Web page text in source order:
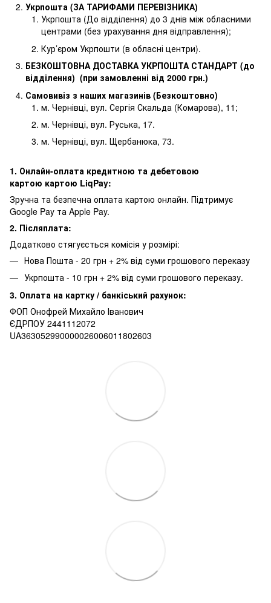
Укрпошта (ЗА ТАРИФАМИ ПЕРЕВІЗНИКА)
Укрпошта (До відділення) до 3 днів між обласними
центрами (без урахування дня відправлення);
Кур’єром Укрпошти (в обласні центри).
БЕЗКОШТОВНА ДОСТАВКА УКРПОШТА СТАНДАРТ (до
відділення) (при замовленні від 2000 грн.)
Самовивіз з наших магазинів (Безкоштовно)
м. Чернівці, вул. Сергія Скальда (Комарова), 11;
м. Чернівці, вул. Руська, 17.
м. Чернівці, вул. Щербанюка, 73.
1. Онлайн-оплата кредитною та дебетовою
картою картою LiqPay:
Зручна та безпечна оплата картою онлайн. Підтримує
Google Pay та Apple Pay.
2. Післяплата:
Додатково стягуєсться комісія у розмірі:
Нова Пошта - 20 грн + 2% від суми грошового переказу
Укрпошта - 10 грн + 2% від суми грошового переказу.
3. Оплата на картку / банкіський рахунок:
ФОП Онофрей Михайло Іванович
ЄДРПОУ 2441112072
UA363052990000026006011802603